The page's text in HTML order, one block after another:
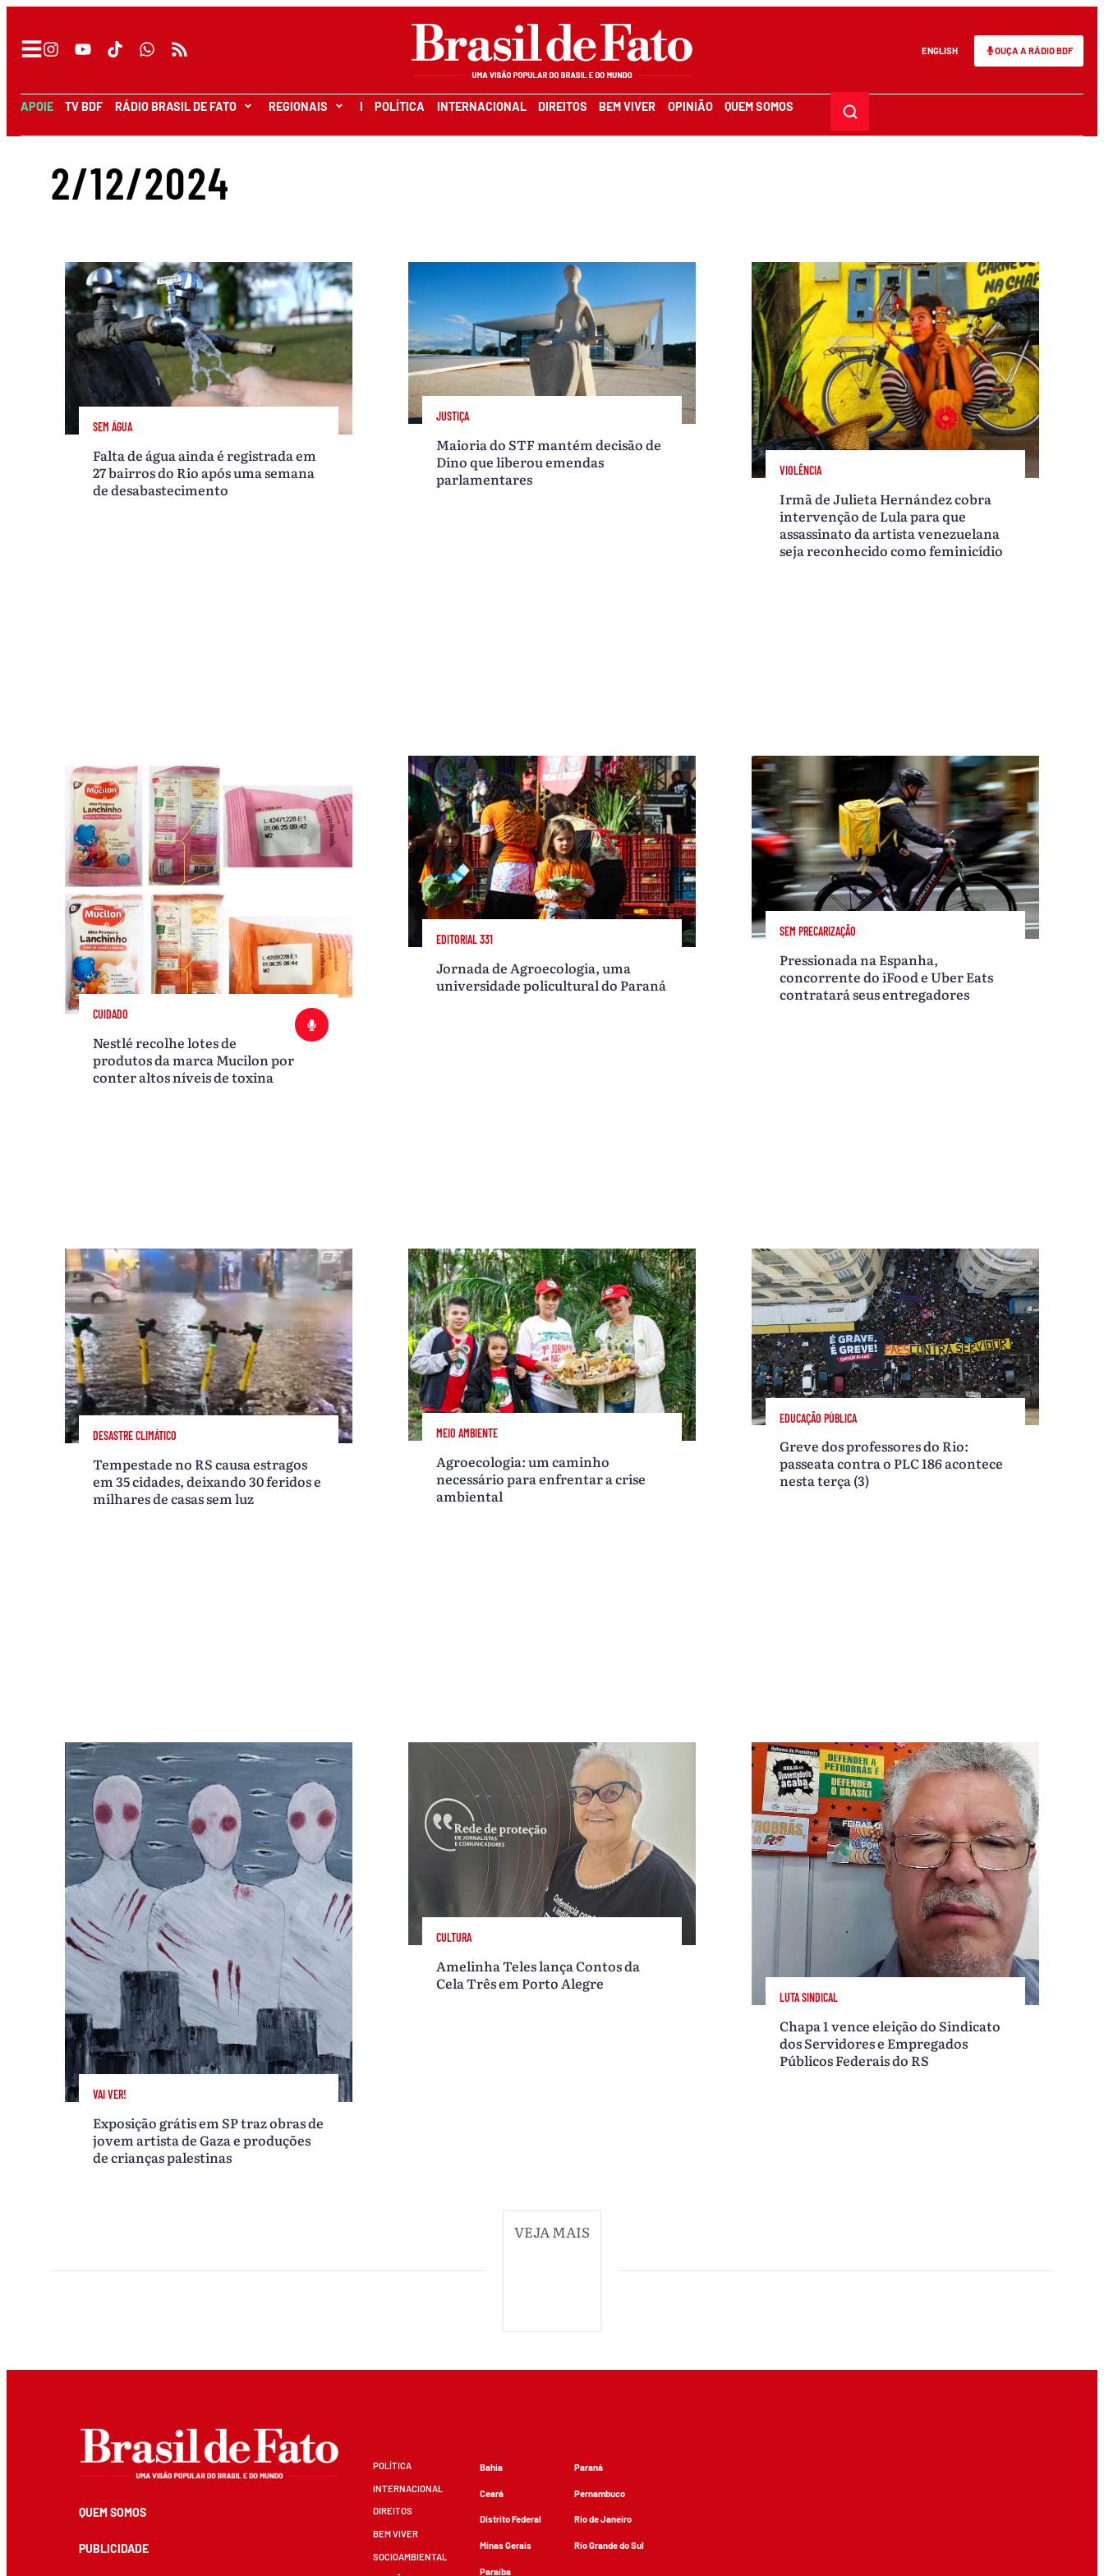
ENGLISH OUÇA A RÁDIO BDF
APOIE TV BDF RÁDIO BRASIL DE FATO REGIONAIS I POLÍTICA INTERNACIONAL DIREITOS BEM VIVER OPINIÃO QUEM SOMOS
2/12/2024
SEM ÁGUA
Falta de água ainda é registrada em
27 bairros do Rio após uma semana
de desabastecimento
JUSTIÇA
Maioria do STF mantém decisão de
Dino que liberou emendas
parlamentares
VIOLÊNCIA
Irmã de Julieta Hernández cobra
intervenção de Lula para que
assassinato da artista venezuelana
seja reconhecido como feminicídio
CUIDADO
Nestlé recolhe lotes de
produtos da marca Mucilon por
conter altos níveis de toxina
EDITORIAL 331
Jornada de Agroecologia, uma
universidade policultural do Paraná
SEM PRECARIZAÇÃO
Pressionada na Espanha,
concorrente do iFood e Uber Eats
contratará seus entregadores
DESASTRE CLIMÁTICO
Tempestade no RS causa estragos
em 35 cidades, deixando 30 feridos e
milhares de casas sem luz
MEIO AMBIENTE
Agroecologia: um caminho
necessário para enfrentar a crise
ambiental
EDUCAÇÃO PÚBLICA
Greve dos professores do Rio:
passeata contra o PLC 186 acontece
nesta terça (3)
VAI VER!
Exposição grátis em SP traz obras de
jovem artista de Gaza e produções
de crianças palestinas
CULTURA
Amelinha Teles lança Contos da
Cela Três em Porto Alegre
LUTA SINDICAL
Chapa 1 vence eleição do Sindicato
dos Servidores e Empregados
Públicos Federais do RS
VEJA MAIS
QUEM SOMOS
PUBLICIDADE
POLÍTICA
INTERNACIONAL
DIREITOS
BEM VIVER
SOCIOAMBIENTAL
Bahia
Ceará
Distrito Federal
Minas Gerais
Paraíba
Paraná
Pernambuco
Rio de Janeiro
Rio Grande do Sul